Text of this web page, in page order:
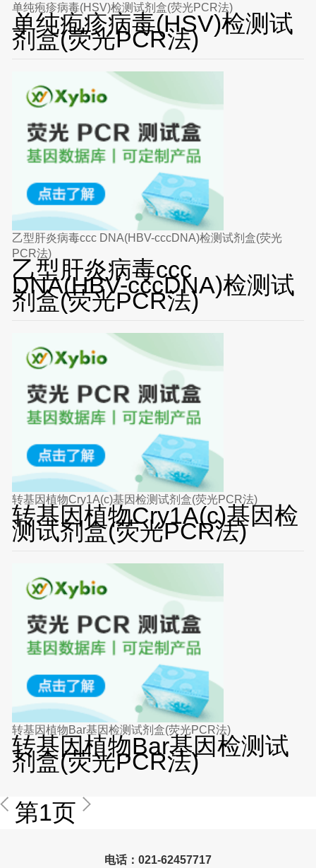
单纯疱疹病毒(HSV)检测试剂盒(荧光PCR法)
单纯疱疹病毒(HSV)检测试
剂盒(荧光PCR法)
乙型肝炎病毒ccc DNA(HBV-cccDNA)检测试剂盒(荧光
PCR法)
乙型肝炎病毒ccc
DNA(HBV-cccDNA)检测试
剂盒(荧光PCR法)
转基因植物Cry1A(c)基因检测试剂盒(荧光PCR法)
转基因植物Cry1A(c)基因检
测试剂盒(荧光PCR法)
转基因植物Bar基因检测试剂盒(荧光PCR法)
转基因植物Bar基因检测试
剂盒(荧光PCR法)
第1页
电话：021-62457717